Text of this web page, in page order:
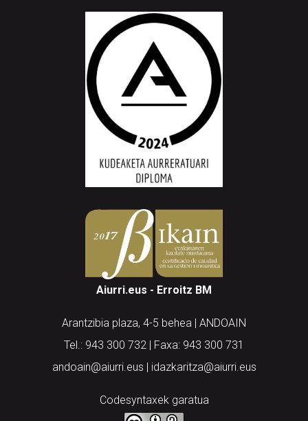
Aiurri.eus - Erroitz BM
Arantzibia plaza, 4-5 behea | ANDOAIN
Tel.: 943 300 732 | Faxa: 943 300 731
andoain@aiurri.eus | idazkaritza@aiurri.eus
Codesyntaxek garatua